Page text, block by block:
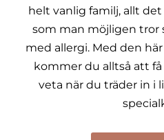
helt vanlig familj, allt
som man möjligen tror
med allergi. Med den
kommer du alltså att
veta när du träder in i